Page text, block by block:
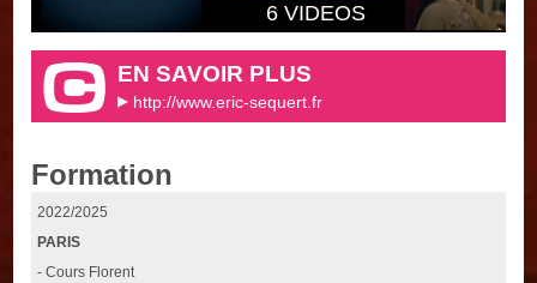
6 VIDEOS
EN SAVOIR PLUS
http://www.eric-sequert.fr
Formation
2022/2025
PARIS
- Cours Florent